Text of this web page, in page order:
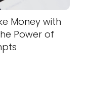
Money with
Power of